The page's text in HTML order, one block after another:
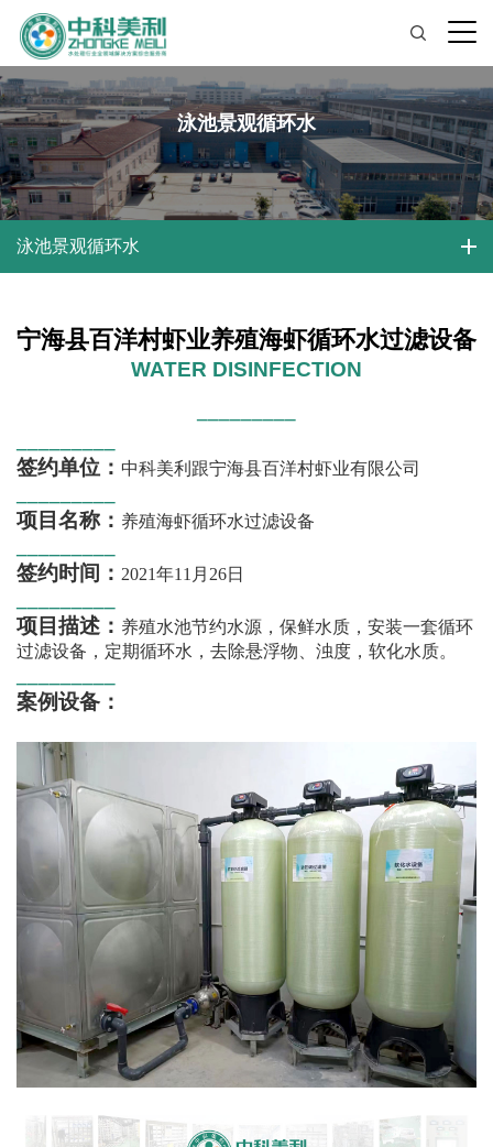
泳池景观循环水
泳池景观循环水
宁海县百洋村虾业养殖海虾循环水过滤设备
WATER DISINFECTION
签约单位： 中科美利跟宁海县百洋村虾业有限公司
项目名称： 养殖海虾循环水过滤设备
签约时间： 2021年11月26日
项目描述： 养殖水池节约水源，保鲜水质，安装一套循环
过滤设备，定期循环水，去除悬浮物、浊度，软化水质。
案例设备：